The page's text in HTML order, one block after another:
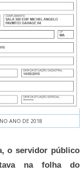
NO ANO DE 2018
o servidor público
na folha do